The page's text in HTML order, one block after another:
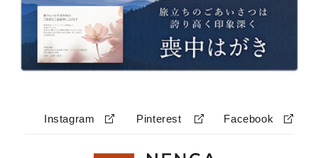
Instagram Pinterest Facebook